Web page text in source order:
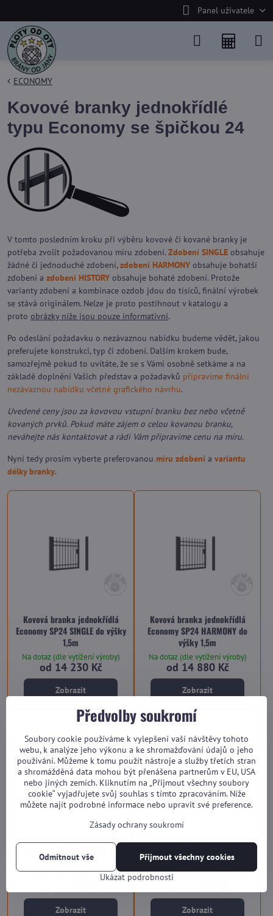
Panel uživatele
ECONOMY
Kovové branky jednokřídlé
typu Economy se špičkou 24
V tomto posledním kroku při výběru kovové či kované branky je
potřeba zvolit požadovanou míru zdobení. Zdobení SINGLE obsahuje
žádné či jednoduché zdobení,zdobení HARMONY obsahuje bohatší
zdobení a zdobení HISTORY obsahuje bohaté zdobení. Protože
varianty zdobení a kombinace ozdob jdou do tisíců, finální výrobek
se stává originálem. Nelze je proto postihnout v katalogu a
proto obrázky níže jsou pouze informativní.
Po odeslání požadavku o nezávaznou nabídku budeme vědět, jakou
preferujete konstrukci, typ či zdobení. Dalším krokem bude,
samozřejmě pokud to uvítáte, že se s Vámi osobně setkáme a na
základě doplnění Vašich představ a požadavků připravíme finální
nezávaznou nabídku včetně grafického návrhu.
Uvedené ceny jsou za kovovou vstupní branku bez nebo včetně
kovaných prvků. Pokud máte zájem o celou kovanou branku,
neváhejte nás kontaktovat a rádi Vám připravíme cenu na míru.
Nyní tedy prosím vyberte preferovanou míru zdobení a variantu
délky branky.
Kovová branka jednokřídlá
Economy SP24 SINGLE do výšky
1,5m
Na dotaz (dle vytížení výroby)
od 14 230 Kč
Zobrazit
Kovová branka jednokřídlá
Economy SP24 HARMONY do
výšky 1,5m
Na dotaz (dle vytížení výroby)
od 14 880 Kč
Zobrazit
Economy SP24 HISTORY do
výšky 1,5m
Na dotaz (dle vytížení výroby)
Zobrazit
2,0m
Na dotaz (dle vytížení výroby)
Zobrazit
Předvolby soukromí
Soubory cookie používáme k vylepšení vaší návštěvy tohoto
webu, k analýze jeho výkonu a ke shromažďování údajů o jeho
používání. Můžeme k tomu použít nástroje a služby třetích stran
a shromážděná data mohou být přenášena partnerům v EU, USA
nebo jiných zemích. Kliknutím na „Přijmout všechny soubory
cookie“ vyjadřujete svůj souhlas s tímto zpracováním. Níže
můžete najít podrobné informace nebo upravit své preference.
Zásady ochrany soukromí
Ukázat podrobnosti
Přijmout všechny cookies
Odmítnout vše